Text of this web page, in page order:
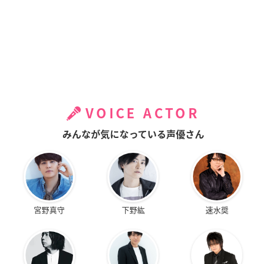
VOICE ACTOR
みんなが気になっている声優さん
宮野真守 下野紘 速水奨